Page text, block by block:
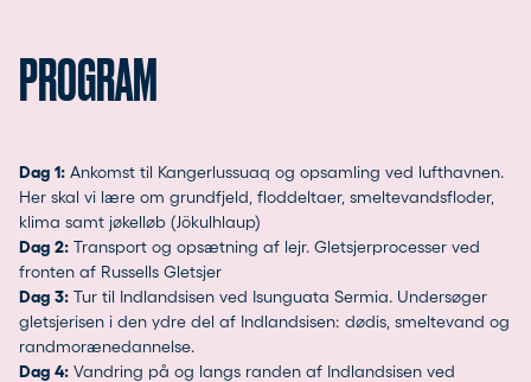
PROGRAM
Dag 1: Ankomst til Kangerlussuaq og opsamling ved lufthavnen.
Her skal vi lære om grundfjeld, floddeltaer, smeltevandsfloder,
klima samt jøkelløb (Jökulhlaup)
Dag 2: Transport og opsætning af lejr. Gletsjerprocesser ved
fronten af Russells Gletsjer
Dag 3: Tur til Indlandsisen ved Isunguata Sermia. Undersøger
gletsjerisen i den ydre del af Indlandsisen: dødis, smeltevand og
randmorænedannelse.
Dag 4: Vandring på og langs randen af Indlandsisen ved